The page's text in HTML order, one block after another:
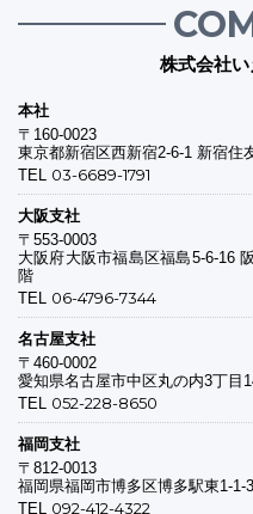
株式会社
本社
〒160-0023
東京都新宿区西新宿2-6-1 新宿住
TEL 03-6689-1791
大阪支社
〒553-0003
大阪府大阪市福島区福島5-6-16
階
TEL 06-4796-7344
名古屋支社
〒460-0002
愛知県名古屋市中区丸の内3丁目
TEL 052-228-8650
福岡支社
〒812-0013
福岡県福岡市博多区博多駅東1-1-
TEL 092-412-4322